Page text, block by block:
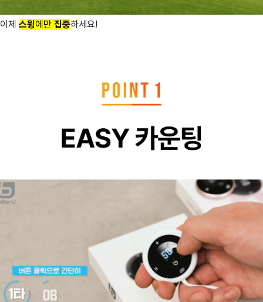
이제 스윙에만 집중하세요!